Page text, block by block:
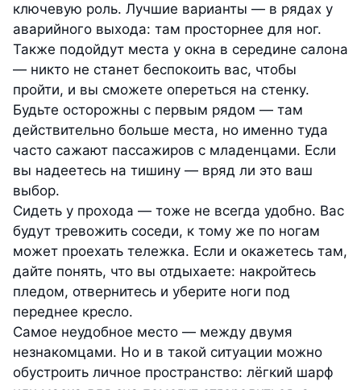
ключевую роль. Лучшие варианты — в рядах у
аварийного выхода: там просторнее для ног.
Также подойдут места у окна в середине салона
— никто не станет беспокоить вас, чтобы
пройти, и вы сможете опереться на стенку.
Будьте осторожны с первым рядом — там
действительно больше места, но именно туда
часто сажают пассажиров с младенцами. Если
вы надеетесь на тишину — вряд ли это ваш
выбор.
Сидеть у прохода — тоже не всегда удобно. Вас
будут тревожить соседи, к тому же по ногам
может проехать тележка. Если и окажетесь там,
дайте понять, что вы отдыхаете: накройтесь
пледом, отвернитесь и уберите ноги под
переднее кресло.
Самое неудобное место — между двумя
незнакомцами. Но и в такой ситуации можно
обустроить личное пространство: лёгкий шарф